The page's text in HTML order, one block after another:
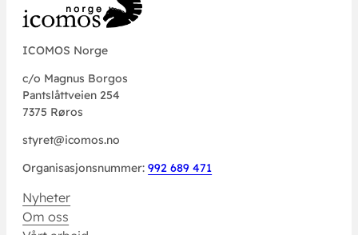
ICOMOS Norge
c/o Magnus Borgos
Pantslåttveien 254
7375 Røros
styret@icomos.no
Organisasjonsnummer:992 689 471
Nyheter
Om oss